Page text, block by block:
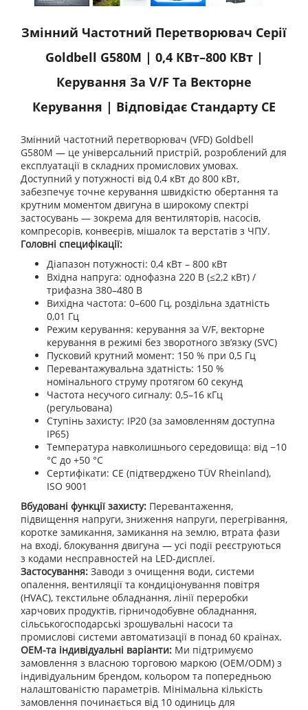
Змінний Частотний Перетворювач Серії
Goldbell G580M | 0,4 КВт–800 КВт |
Керування За V/F Та Векторне
Керування | Відповідає Стандарту CE
Змінний частотний перетворювач (VFD) Goldbell
G580M — це універсальний пристрій, розроблений для
експлуатації в складних промислових умовах.
Доступний у потужності від 0,4 кВт до 800 кВт,
забезпечує точне керування швидкістю обертання та
крутним моментом двигуна в широкому спектрі
застосувань — зокрема для вентиляторів, насосів,
компресорів, конвеєрів, мішалок та верстатів з ЧПУ.
Головні специфікації:
Діапазон потужності: 0,4 кВт – 800 кВт
Вхідна напруга: однофазна 220 В (≤2,2 кВт) /
трифазна 380–480 В
Вихідна частота: 0–600 Гц, роздільна здатність
0,01 Гц
Режим керування: керування за V/F, векторне
керування в режимі без зворотного зв’язку (SVC)
Пусковий крутний момент: 150 % при 0,5 Гц
Перевантажувальна здатність: 150 %
номінального струму протягом 60 секунд
Частота несучого сигналу: 0,5–16 кГц
(регульована)
Ступінь захисту: IP20 (за замовленням доступна
IP65)
Температура навколишнього середовища: від −10
°C до +50 °C
Сертифікати: CE (підтверджено TÜV Rheinland),
ISO 9001
Вбудовані функції захисту: Перевантаження,
підвищення напруги, зниження напруги, перегрівання,
коротке замикання, замикання на землю, втрата фази
на вході, блокування двигуна — усі події реєструються
з кодами несправностей на LED-дисплеї.
Застосування: Заводи з очищення води, системи
опалення, вентиляції та кондиціонування повітря
(HVAC), текстильне обладнання, лінії переробки
харчових продуктів, гірничодобувне обладнання,
сільськогосподарські зрошувальні насоси та
промислові системи автоматизації в понад 60 країнах.
OEM-та індивідуальні варіанти: Ми підтримуємо
замовлення з власною торговою маркою (OEM/ODM) з
індивідуальним брендом, кольором та попередньою
налаштованістю параметрів. Мінімальна кількість
замовлення починається від 10 одиниць для